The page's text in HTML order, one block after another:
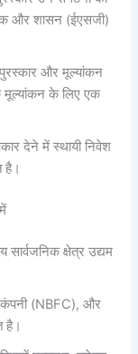
और शासन (ईएसजी)
और मूल्यांकन
मूल्यांकन के लिए एक
देने में स्थायी निवेश
है।
सार्वजनिक क्षेत्र उद्यम
कंपनी (NBFC), और
है।